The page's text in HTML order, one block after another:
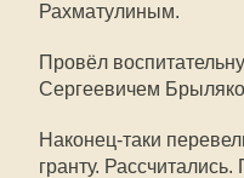
Рахматулиным.
Провёл
Сергеевичем
Наконец-таки
гранту.